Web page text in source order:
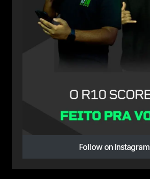
Follow on Instagram